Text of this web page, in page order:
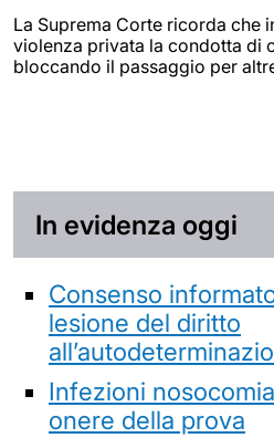
La Suprema Corte ricorda che
violenza privata la condotta di
bloccando il passaggio per
In evidenza oggi
Consenso
lesione del diritto
Infezioni
onere della prova